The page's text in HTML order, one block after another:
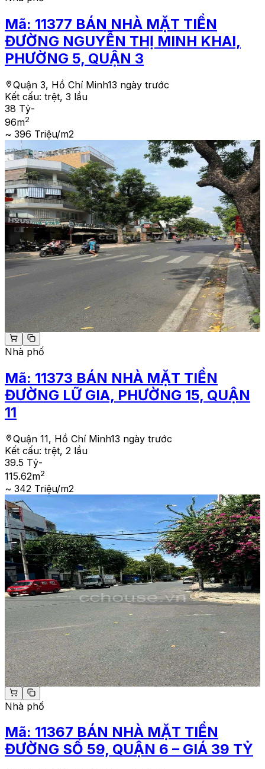
Mã: 11377 BÁN NHÀ MẶT TIỀN
ĐƯỜNG NGUYỄN THỊ MINH KHAI,
PHƯỜNG 5, QUẬN 3
Quận 3, Hồ Chí Minh13 ngày trước
Kết cấu: trệt, 3 lầu
38 Tỷ-
96m2
~ 396 Triệu/m2
Nhà phố
Mã: 11373 BÁN NHÀ MẶT TIỀN
ĐƯỜNG LỮ GIA, PHƯỜNG 15, QUẬN
11
Quận 11, Hồ Chí Minh13 ngày trước
Kết cấu: trệt, 2 lầu
39.5 Tỷ-
115.62m2
~ 342 Triệu/m2
Nhà phố
Mã: 11367 BÁN NHÀ MẶT TIỀN
ĐƯỜNG SỐ 59, QUẬN 6 – GIÁ 39 TỶ